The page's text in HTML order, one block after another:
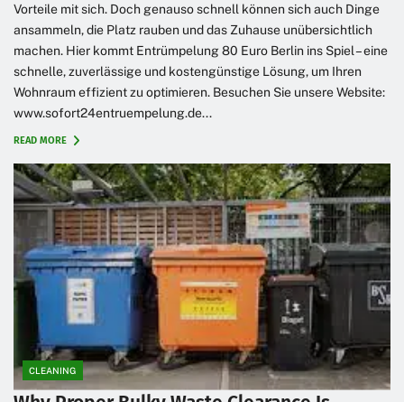
Vorteile mit sich. Doch genauso schnell können sich auch Dinge
ansammeln, die Platz rauben und das Zuhause unübersichtlich
machen. Hier kommt Entrümpelung 80 Euro Berlin ins Spiel – eine
schnelle, zuverlässige und kostengünstige Lösung, um Ihren
Wohnraum effizient zu optimieren. Besuchen Sie unsere Website:
www.sofort24entruempelung.de...
READ MORE
CLEANING